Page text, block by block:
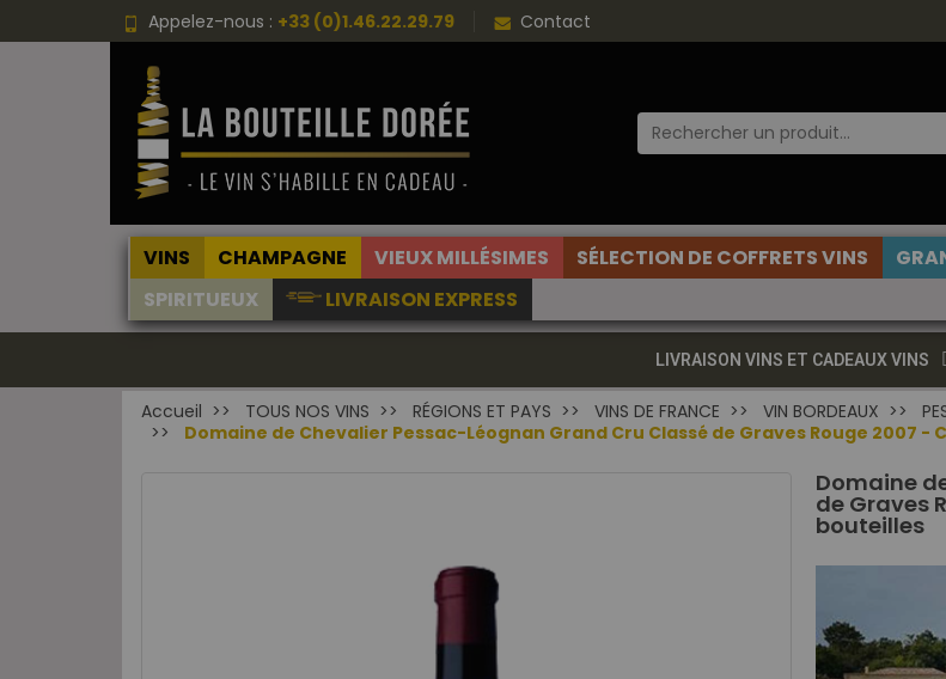
Appelez-nous : +33 (0)1.46.22.29.79 Contact
VINS CHAMPAGNE VIEUX MILLÉSIMES SÉLECTION DE COFFRETS VINS
SPIRITUEUX
LIVRAISON EXPRESS
LIVRAISON VINS ET CADEAUX VINS
Accueil TOUS NOS VINS RÉGIONS ET PAYS VINS DE FRANCE VIN BORDEAUX
Domaine de Chevalier Pessac-Léognan Grand Cru Classé de Graves Rouge 2007 -
Domaine
de Graves
bouteilles